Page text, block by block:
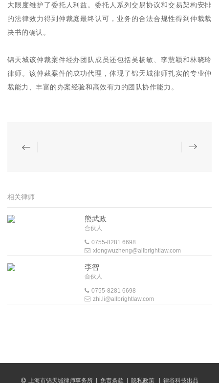
大限度维护了委托人利益。委托人系列交易协议和交易架构安排
的法律效力得到仲裁庭最终认可，业务的合法合规性得到仲裁裁
决书的确认。
锦天城该仲裁案件经办团队成员还包括吴杨敏、李慧颖和林晓玲
律师。该仲裁案件的成功代理，体现了锦天城律师扎实的专业仲
裁能力、丰富的办案经验和高效有力的团队协作能力。
相关律师
熊武政
合伙人
0755-8281 6698
xiongwuzheng@allbrightlaw.com
李智
合伙人
0755-8281 6698
zhi.li@allbrightlaw.com
上海市锦天城律师事务所 免责条款 隐私政策 律谷科技出品